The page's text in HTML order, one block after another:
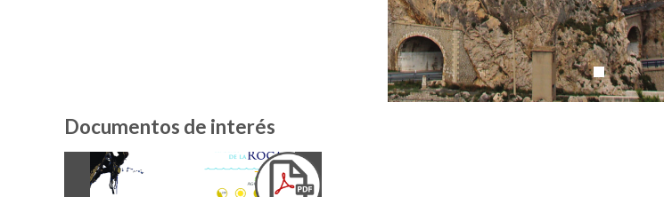
Documentos de interés